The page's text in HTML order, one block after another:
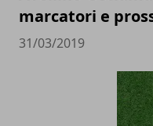
marcatori e
31/03/2019